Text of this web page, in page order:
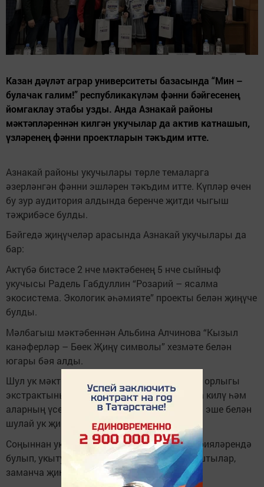
Казан дәүләт аграр университеты базасында “Мин –
булачак галим!” республикакүләм фәнни бәйгесенең
йомгаклау этабы узды. Анда Азнакай районы
мәктәпләреннән килгән укучылар да актив катнашып,
үзләренең фәнни проектларын тәкъдим итте.
Азнакай районы укучылары төрле темаларга
әзерләнгән фәнни эшләрен тәкъдим итте. Күпләр өчен
бу зур аудитория алдында беренче җитди чыгыш
тәҗрибәсе булды.
Бәйгедә җиңүчеләр арасында Азнакай укучылары да
бар:
Актүбә бистәсе 2 нче мәктәбенең 5 нче сыйныф
укучысы Радель Габдуллин “Розарий – ясалма
экосистема. Экологик әһәмияте” проекты белән җиңүче
булды.
Мәлбагыш мәктәбеннән Альбина Алчинова “Кызыл
канәферләр – Бөек Җиңү символы” хезмәте белән
югары бәя алды.
Шул ук мәктәптән Аяз Сәитов майлы торма орлыгы
экстрактының күгәрек гөмбәләре барлыкка килү һәм
аларның үсешенә тәэсирен өйрәнгән фәнни эше белән
шулай ук җиңү яулады.
Соңыннан укучылар университет лабораторияләрендә
булып, укытучылар, галимнәр белән аралаштылар,
заманча җиһазлар белән таныштылар.